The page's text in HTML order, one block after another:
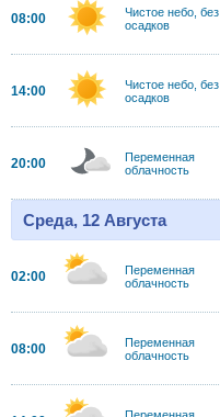
08:00
Чистое небо, без
осадков
14:00
Чистое небо, без
осадков
20:00
Переменная
облачность
Среда, 12 Августа
02:00
Переменная
облачность
08:00
Переменная
облачность
Переменная